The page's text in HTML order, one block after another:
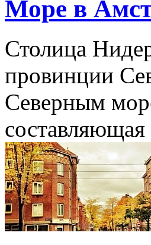
Море в
Столица
провинции
Северным